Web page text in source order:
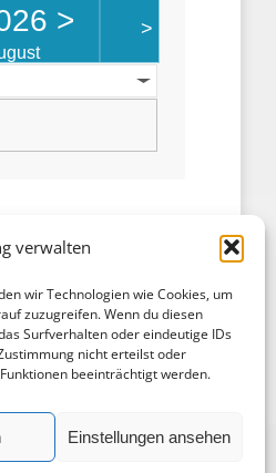
verwalten
wir Technologien wie Cookies, um
zuzugreifen. Wenn du diesen
Surfverhalten oder eindeutige IDs
nicht erteilst oder
beeinträchtigt werden.
Einstellungen ansehen
> >